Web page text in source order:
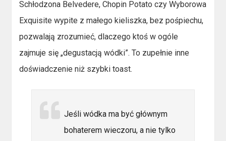
Schłodzona Belvedere, Chopin Potato czy Wyborowa
Exquisite wypite z małego kieliszka, bez pośpiechu,
pozwalają zrozumieć, dlaczego ktoś w ogóle
zajmuje się „degustacją wódki”. To zupełnie inne
doświadczenie niż szybki toast.
Jeśli wódka ma być głównym
bohaterem wieczoru, a nie tylko